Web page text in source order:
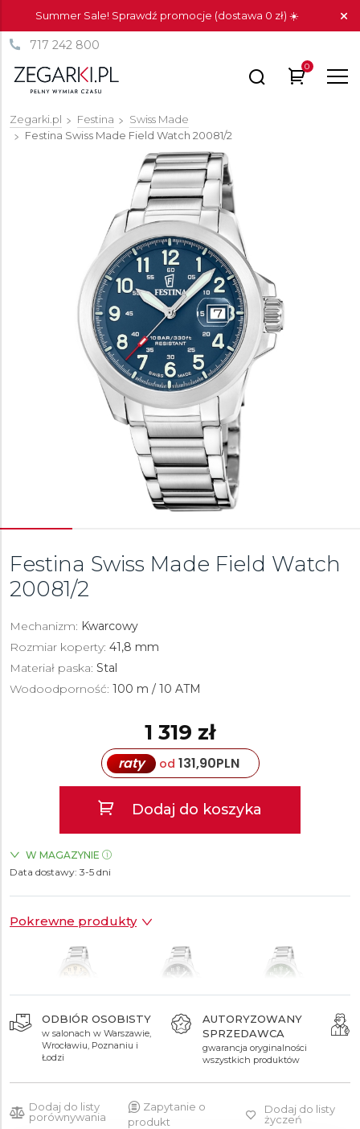
Summer Sale! Sprawdź promocje (dostawa 0 zł) ☀️
717 242 800
0
Zegarki.pl Festina
Swiss Made
Festina Swiss Made Field Watch 20081/2
Festina Swiss Made Field Watch
20081/2
Mechanizm: Kwarcowy
Rozmiar koperty: 41,8 mm
Materiał paska: Stal
Wodoodporność: 100 m / 10 ATM
1 319 zł
raty od 131,90PLN
Dodaj do koszyka
W MAGAZYNIE
ZEGARKI.PL Posnania Poznań
Data dostawy: 3-5 dni
Pokrewne produkty
1 319 zł 1 319 zł
ODBIÓR OSOBISTY
w salonach w Warszawie,
Wrocławiu, Poznaniu i
Łodzi
AUTORYZOWANY
SPRZEDAWCA
gwarancja oryginalności
wszystkich produktów
Dodaj do listy
porównywania
Zapytanie o
produkt
Dodaj do listy
życzeń